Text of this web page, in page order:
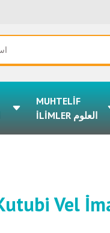
MUHTELİF
İLİMLER العلوم